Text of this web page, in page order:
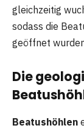
gleichzeitig
sodass die
geöffnet
Die
Beatushöhlen